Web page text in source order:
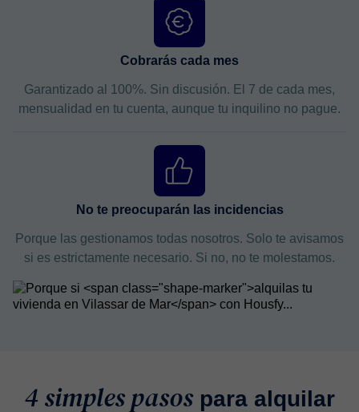
Cobrarás cada mes
Garantizado al 100%. Sin discusión. El 7 de cada mes,
mensualidad en tu cuenta, aunque tu inquilino no pague.
No te preocuparán las incidencias
Porque las gestionamos todas nosotros. Solo te avisamos
si es estrictamente necesario. Si no, no te molestamos.
4 simples pasospara alquilar